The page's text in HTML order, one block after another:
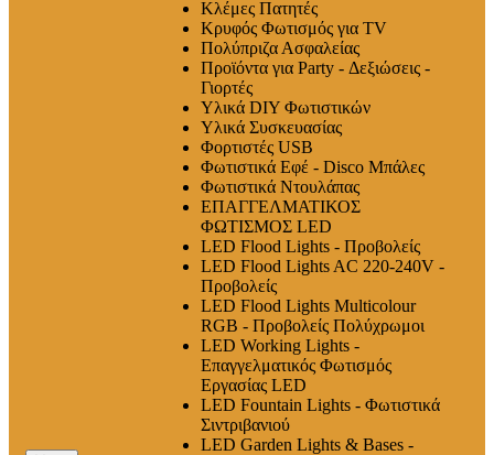
Κλέμες Πατητές
Κρυφός Φωτισμός για TV
Πολύπριζα Ασφαλείας
Προϊόντα για Party - Δεξιώσεις -
Γιορτές
Υλικά DIY Φωτιστικών
Υλικά Συσκευασίας
Φορτιστές USB
Φωτιστικά Εφέ - Disco Μπάλες
Φωτιστικά Ντουλάπας
ΕΠΑΓΓΕΛΜΑΤΙΚΟΣ
ΦΩΤΙΣΜΟΣ LED
LED Flood Lights - Προβολείς
LED Flood Lights AC 220-240V -
Προβολείς
LED Flood Lights Multicolour
RGB - Προβολείς Πολύχρωμοι
LED Working Lights -
Επαγγελματικός Φωτισμός
Εργασίας LED
LED Fountain Lights - Φωτιστικά
Σιντριβανιού
LED Garden Lights & Bases -